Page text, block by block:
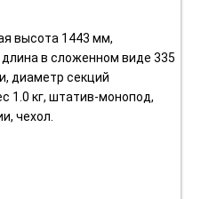
высота 1443 мм,
в сложенном виде 335
диаметр секций
1.0 кг, штатив-монопод,
чехол.